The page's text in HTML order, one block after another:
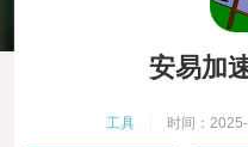
安易加
工具 时间：